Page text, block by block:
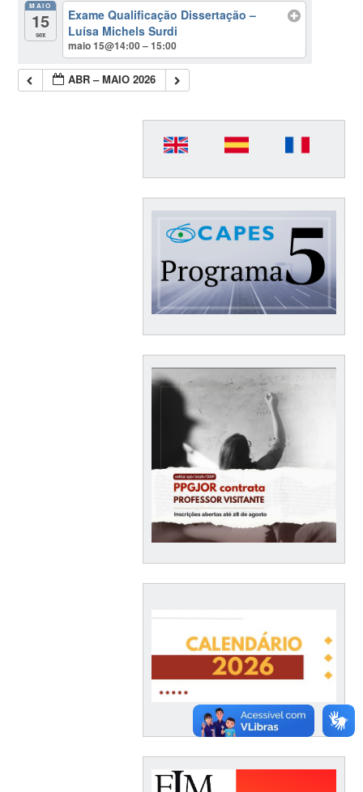
MAIO
15
sex
Exame Qualificação Dissertação –
Luísa Michels Surdi
maio 15@14:00 – 15:00
ABR – MAIO 2026